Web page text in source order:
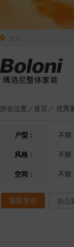
所在位置／首页 ／ 优秀
户型： 不限
风格：
不限
空间：
不限
最新发布 热点